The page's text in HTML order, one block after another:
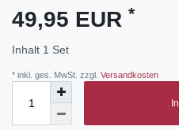
49,95 EUR *
Inhalt 1 Set
* inkl. ges. MwSt. zzgl. Versandkosten